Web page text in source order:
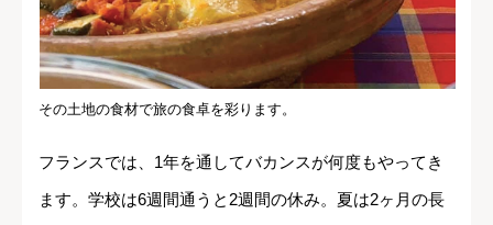
その土地の食材で旅の食卓を彩ります。
フランスでは、1年を通してバカンスが何度もやってき
ます。学校は6週間通うと2週間の休み。夏は2ヶ月の長